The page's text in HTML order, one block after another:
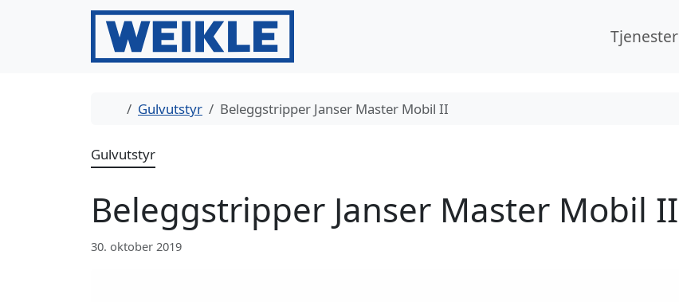
Gå til bunntekst
Tjenester
HjemGulvutstyr Beleggstripper Janser Master Mobil II
Gulvutstyr
Beleggstripper Janser Master Mobil II
30. oktober 2019